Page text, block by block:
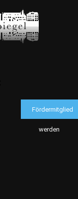
Fördermitglied
werden